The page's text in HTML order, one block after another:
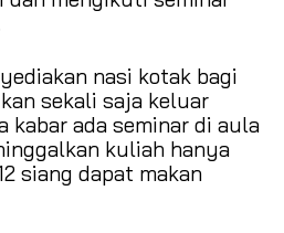
nasi kotak bagi
sekali saja keluar
kabar ada seminar di aula
kuliah hanya
siang dapat makan